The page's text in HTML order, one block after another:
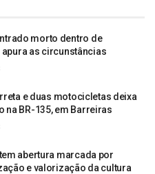
morto dentro de
as circunstâncias
e duas motocicletas deixa
BR-135, em Barreiras
tem abertura marcada por
e valorização da cultura